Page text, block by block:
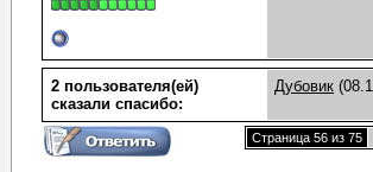
2 пользователя(ей)
сказали cпасибо:
Дубовик
Страница 56 из 75